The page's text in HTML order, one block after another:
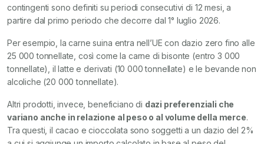
contingenti sono definiti su periodi consecutivi di 12 mesi, a
partire dal primo periodo che decorre dal 1° luglio 2026.
Per esempio, la carne suina entra nell’UE con dazio zero fino alle
25 000 tonnellate, così come la carne di bisonte (entro 3 000
tonnellate), il latte e derivati (10 000 tonnellate) e le bevande non
alcoliche (20 000 tonnellate).
Altri prodotti, invece, beneficiano di dazi preferenziali che
variano anche in relazione al peso o al volume della merce.
Tra questi, il cacao e cioccolata sono soggetti a un dazio del 2%